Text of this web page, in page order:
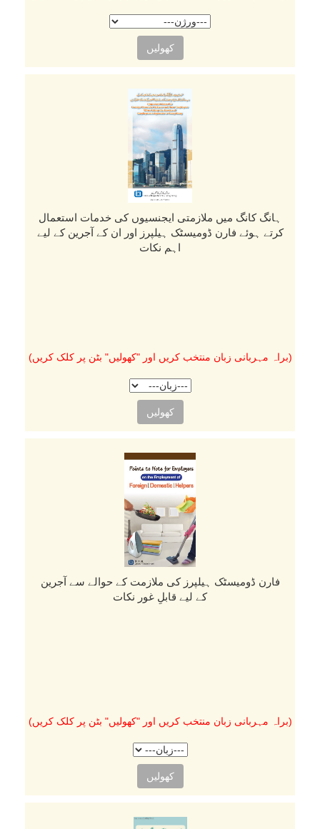
کھولیں
ہانگ کانگ میں ملازمتی ایجنسیوں کی خدمات استعمال
کرتے ہوئے فارن ڈومیسٹک ہیلپرز اور ان کے آجرین کے لیے
اہم نکات
(براہ مہربانی زبان منتخب کریں اور "کھولیں" بٹن پر کلک کریں)
کھولیں
فارن ڈومیسٹک ہیلپرز کی ملازمت کے حوالے سے آجرین
کے لیے قابلِ غور نکات
(براہ مہربانی زبان منتخب کریں اور "کھولیں" بٹن پر کلک کریں)
کھولیں